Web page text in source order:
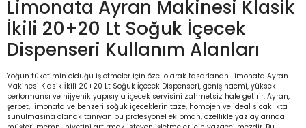
Limonata Ayran Makinesi Klasik
İkili 20+20 Lt Soğuk İçecek
Dispenseri Kullanım Alanları
Yoğun tüketimin olduğu işletmeler için özel olarak tasarlanan Limonata Ayran
Makinesi Klasik İkili 20+20 Lt Soğuk İçecek Dispenseri, geniş hacmi, yüksek
performansı ve hijyenik yapısıyla içecek servisini zahmetsiz hale getirir. Ayran,
şerbet, limonata ve benzeri soğuk içeceklerin taze, homojen ve ideal sıcaklıkta
sunulmasına olanak tanıyan bu profesyonel ekipman, özellikle yaz aylarında